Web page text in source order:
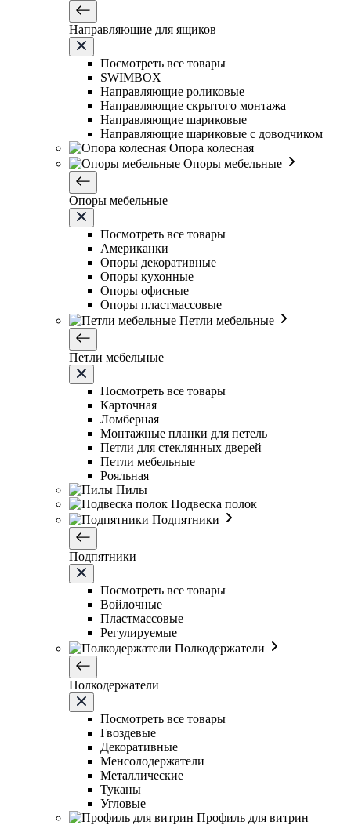
Направляющие для ящиков
Посмотреть все товары
SWIMBOX
Направляющие роликовые
Направляющие скрытого монтажа
Направляющие шариковые
Направляющие шариковые с доводчиком
Опора колесная
Опоры мебельные
Опоры мебельные
Посмотреть все товары
Американки
Опоры декоративные
Опоры кухонные
Опоры офисные
Опоры пластмассовые
Петли мебельные
Петли мебельные
Посмотреть все товары
Карточная
Ломберная
Монтажные планки для петель
Петли для стеклянных дверей
Петли мебельные
Рояльная
Пилы
Подвеска полок
Подпятники
Подпятники
Посмотреть все товары
Войлочные
Пластмассовые
Регулируемые
Полкодержатели
Полкодержатели
Посмотреть все товары
Гвоздевые
Декоративные
Менсолодержатели
Металлические
Туканы
Угловые
Профиль для витрин